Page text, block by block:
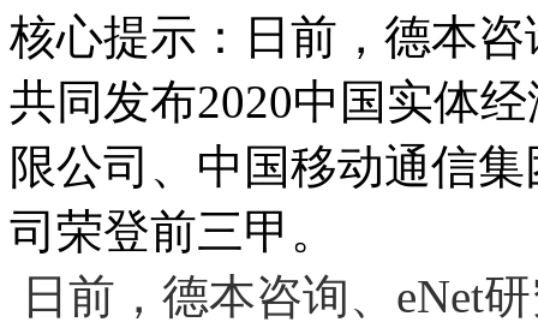
核心提示：日前，德本
共同发布2020中国实体
限公司、中国移动通信
司荣登前三甲。
日前，德本咨询、eNet